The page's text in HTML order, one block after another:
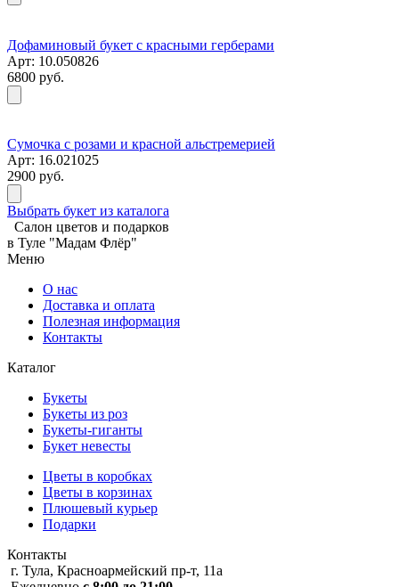
Дофаминовый букет с красными герберами
Арт: 10.050826
6800 руб.
Сумочка с розами и красной альстремерией
Арт: 16.021025
2900 руб.
Выбрать букет из каталога
Салон цветов и подарков
в Туле "Мадам Флёр"
Меню
О нас
Доставка и оплата
Полезная информация
Контакты
Каталог
Букеты
Букеты из роз
Букеты-гиганты
Букет невесты
Цветы в коробках
Цветы в корзинах
Плюшевый курьер
Подарки
Контакты
г. Тула, Красноармейский пр-т, 11а